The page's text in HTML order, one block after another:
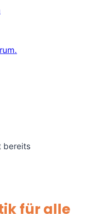
bereits
für alle